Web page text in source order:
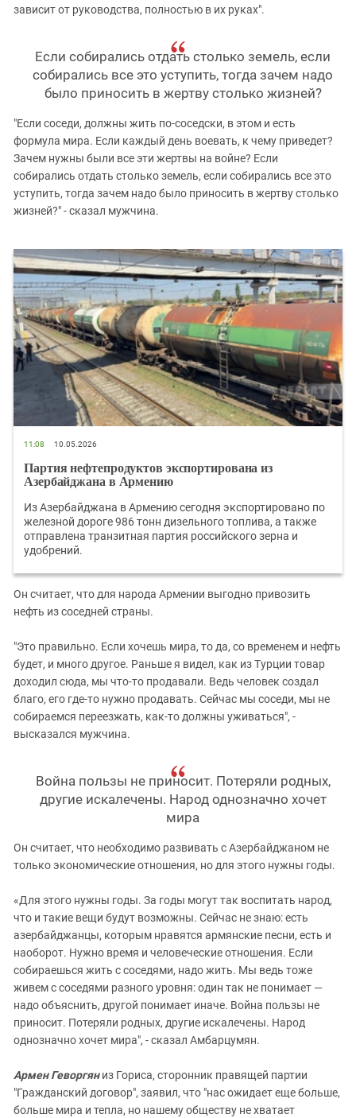
зависит от руководства, полностью в их руках".
Если собирались отдать столько земель, если
собирались все это уступить, тогда зачем надо
было приносить в жертву столько жизней?
"Если соседи, должны жить по-соседски, в этом и есть
формула мира. Если каждый день воевать, к чему приведет?
Зачем нужны были все эти жертвы на войне? Если
собирались отдать столько земель, если собирались все это
уступить, тогда зачем надо было приносить в жертву столько
жизней?" - сказал мужчина.
11:08 10.05.2026
Партия нефтепродуктов экспортирована из
Азербайджана в Армению
Из Азербайджана в Армению сегодня экспортировано по
железной дороге 986 тонн дизельного топлива, а также
отправлена транзитная партия российского зерна и
удобрений.
Он считает, что для народа Армении выгодно привозить
нефть из соседней страны.
"Это правильно. Если хочешь мира, то да, со временем и нефть
будет, и много другое. Раньше я видел, как из Турции товар
доходил сюда, мы что-то продавали. Ведь человек создал
благо, его где-то нужно продавать. Сейчас мы соседи, мы не
собираемся переезжать, как-то должны уживаться", -
высказался мужчина.
Война пользы не приносит. Потеряли родных,
другие искалечены. Народ однозначно хочет
мира
Он считает, что необходимо развивать с Азербайджаном не
только экономические отношения, но для этого нужны годы.
«Для этого нужны годы. За годы могут так воспитать народ,
что и такие вещи будут возможны. Сейчас не знаю: есть
азербайджанцы, которым нравятся армянские песни, есть и
наоборот. Нужно время и человеческие отношения. Если
собираешься жить с соседями, надо жить. Мы ведь тоже
живем с соседями разного уровня: один так не понимает —
надо объяснить, другой понимает иначе. Война пользы не
приносит. Потеряли родных, другие искалечены. Народ
однозначно хочет мира", - сказал Амбарцумян.
Армен Геворгяниз Гориса, сторонник правящей партии
"Гражданский договор", заявил, что "нас ожидает еще больше,
больше мира и тепла, но нашему обществу не хватает